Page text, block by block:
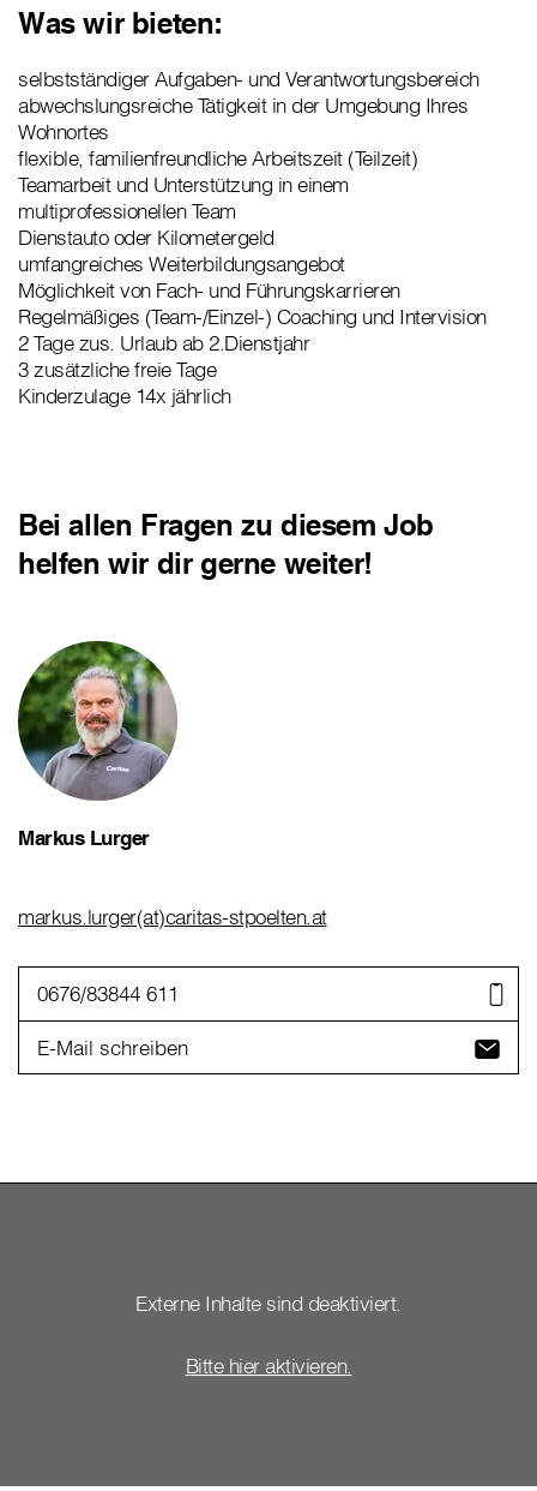
Was wir bieten:
selbstständiger Aufgaben- und Verantwortungsbereich
abwechslungsreiche Tätigkeit in der Umgebung Ihres
Wohnortes
flexible, familienfreundliche Arbeitszeit (Teilzeit)
Teamarbeit und Unterstützung in einem
multiprofessionellen Team
Dienstauto oder Kilometergeld
umfangreiches Weiterbildungsangebot
Möglichkeit von Fach- und Führungskarrieren
Regelmäßiges (Team-/Einzel-) Coaching und Intervision
2 Tage zus. Urlaub ab 2.Dienstjahr
3 zusätzliche freie Tage
Kinderzulage 14x jährlich
Bei allen Fragen zu diesem Job
helfen wir dir gerne weiter!
Markus Lurger
markus.lurger(at)caritas-stpoelten.at
0676/83844 611
E-Mail schreiben
Externe Inhalte sind deaktiviert.
Bitte hier aktivieren.